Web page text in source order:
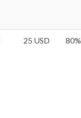
25 USD 80%